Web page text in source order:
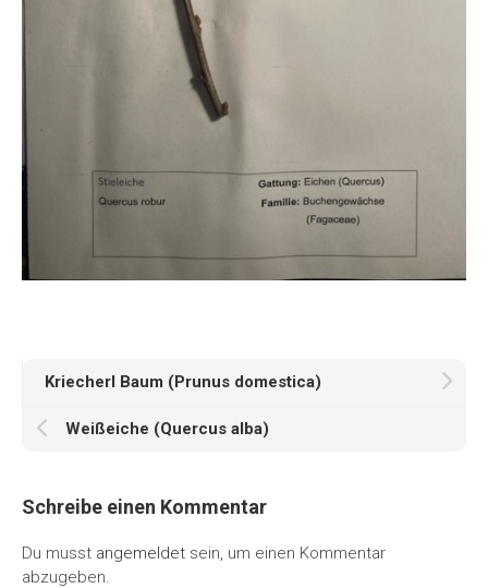
Kriecherl Baum (Prunus domestica)
Weißeiche (Quercus alba)
Schreibe einen Kommentar
Du musst angemeldet sein, um einen Kommentar
abzugeben.